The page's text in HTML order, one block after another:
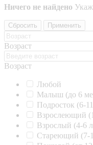
Ничего не найдено
Сбросить Применить
Возраст
Возраст
Любой
Малыш (до 6
Подросток (6-
Взрослеющий
Взрослый (4-6
Стареющий (7-